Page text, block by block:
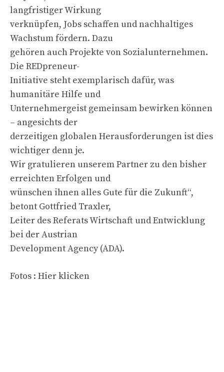
langfristiger Wirkung
verknüpfen, Jobs schaffen und nachhaltiges
Wachstum fördern. Dazu
gehören auch Projekte von Sozialunternehmen.
Die REDpreneur-
Initiative steht exemplarisch dafür, was
humanitäre Hilfe und
Unternehmergeist gemeinsam bewirken können
– angesichts der
derzeitigen globalen Herausforderungen ist dies
wichtiger denn je.
Wir gratulieren unserem Partner zu den bisher
erreichten Erfolgen und
wünschen ihnen alles Gute für die Zukunft“,
betont Gottfried Traxler,
Leiter des Referats Wirtschaft und Entwicklung
bei der Austrian
Development Agency (ADA).
Fotos : Hier klicken